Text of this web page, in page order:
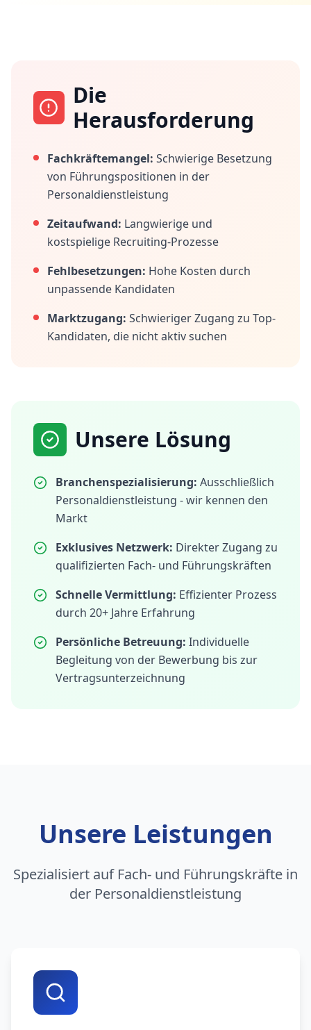
Die
Herausforderung
Fachkräftemangel: Schwierige Besetzung
von Führungspositionen in der
Personaldienstleistung
Zeitaufwand: Langwierige und
kostspielige Recruiting-Prozesse
Fehlbesetzungen: Hohe Kosten durch
unpassende Kandidaten
Marktzugang: Schwieriger Zugang zu Top-
Kandidaten, die nicht aktiv suchen
Unsere Lösung
Branchenspezialisierung: Ausschließlich
Personaldienstleistung - wir kennen den
Markt
Exklusives Netzwerk: Direkter Zugang zu
qualifizierten Fach- und Führungskräften
Schnelle Vermittlung: Effizienter Prozess
durch 20+ Jahre Erfahrung
Persönliche Betreuung: Individuelle
Begleitung von der Bewerbung bis zur
Vertragsunterzeichnung
Unsere Leistungen
Spezialisiert auf Fach- und Führungskräfte in
der Personaldienstleistung